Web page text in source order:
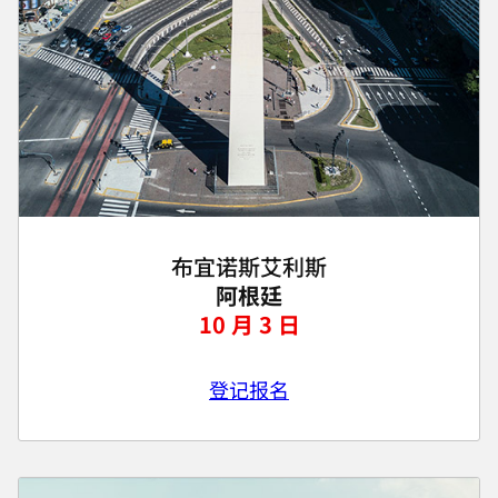
布宜诺斯艾利斯
阿根廷
10 月 3 日
登记报名